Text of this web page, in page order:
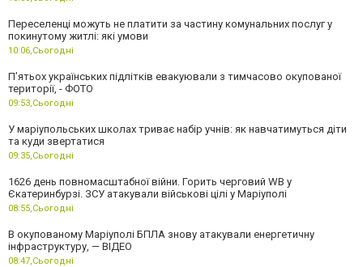
Переселенці можуть не платити за частину комунальних послуг у
покинутому житлі: які умови
10:06,Сьогодні
П’ятьох українських підлітків евакуювали з тимчасово окупованої
території, - ФОТО
09:53,Сьогодні
У маріупольських школах триває набір учнів: як навчатимуться діти
та куди звертатися
09:35,Сьогодні
1626 день повномасштабної війни. Горить черговий WB у
Єкатеринбурзі. ЗСУ атакували військові цілі у Маріуполі
08:55,Сьогодні
В окупованому Маріуполі БПЛА знову атакували енергетичну
інфраструктуру, — ВІДЕО
08:47,Сьогодні